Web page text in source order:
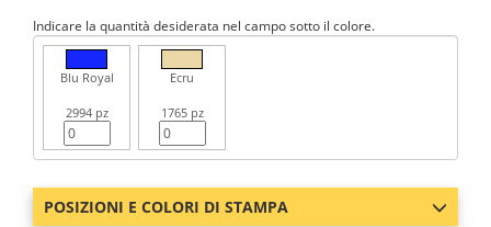
Indicare la quantità desiderata nel campo sotto il colore.
Blu Royal
2994 pz
Ecru
1765 pz
POSIZIONI E COLORI DI STAMPA